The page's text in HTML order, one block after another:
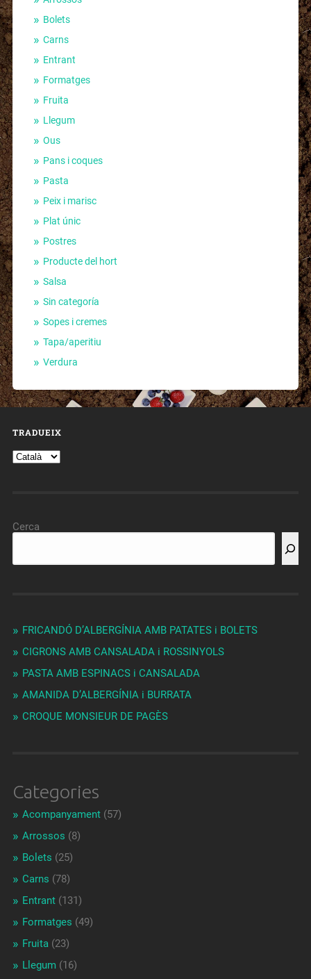
Bolets
Carns
Entrant
Formatges
Fruita
Llegum
Ous
Pans i coques
Pasta
Peix i marisc
Plat únic
Postres
Producte del hort
Salsa
Sin categoría
Sopes i cremes
Tapa/aperitiu
Verdura
TRADUEIX
Cerca
FRICANDÓ D’ALBERGÍNIA AMB PATATES i BOLETS
CIGRONS AMB CANSALADA i ROSSINYOLS
PASTA AMB ESPINACS i CANSALADA
AMANIDA D’ALBERGÍNIA i BURRATA
CROQUE MONSIEUR DE PAGÈS
Categories
Acompanyament(57)
Arrossos (8)
Bolets (25)
Carns (78)
Entrant(131)
Formatges (49)
Fruita(23)
Llegum (16)